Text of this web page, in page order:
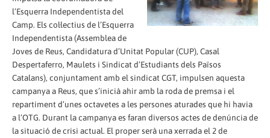
l’Esquerra Independentista del
Camp. Els col·lectius de l’Esquerra
Independentista (Assemblea de
Joves de Reus, Candidatura d’Unitat Popular (CUP), Casal
Despertaferro, Maulets i Sindicat d’Estudiants dels Països
Catalans), conjuntament amb el sindicat CGT, impulsen aquesta
campanya a Reus, que s’inicià ahir amb la roda de premsa i el
repartiment d’unes octavetes a les persones aturades que hi havia
a l’OTG. Durant la campanya es faran diversos actes de denúncia de
la situació de crisi actual. El proper serà una xerrada el 2 de